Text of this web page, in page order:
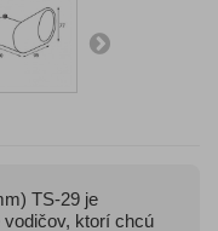
TS-29 je
ktorí chcú